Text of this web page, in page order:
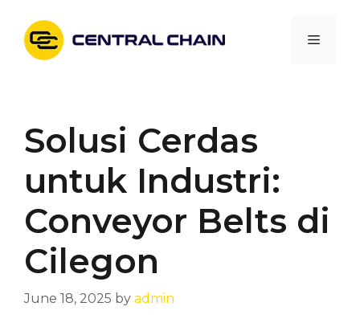
content
Menu
Solusi Cerdas
untuk Industri:
Conveyor Belts di
Cilegon
June 18, 2025 by admin